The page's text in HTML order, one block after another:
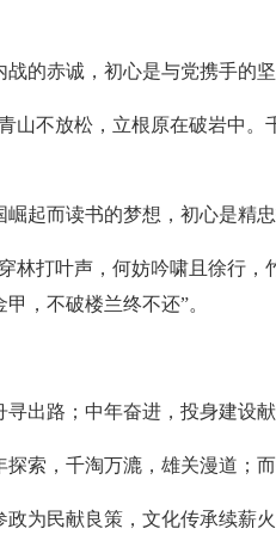
的赤诚，初心是与党携手的
山不放松，立根原在破岩中
起而读书的梦想，初心是精
林打叶声，何妨吟啸且徐行
，不破楼兰终不还”。
出路；中年奋进，投身建设
索，千淘万漉，雄关漫道；
为民献良策，文化传承续薪